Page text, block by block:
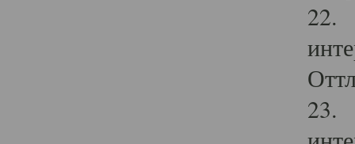
22.
23.